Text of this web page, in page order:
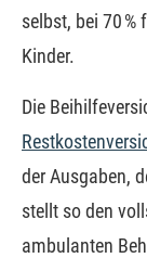
selbst, bei 70 %
Kinder.
Die
der Ausgaben,
stellt so den
ambulanten